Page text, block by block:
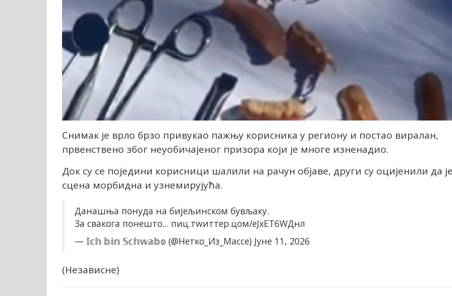
Снимак је врло брзо привукао пажњу корисника у региону и постао виралан,
првенствено због неуобичајеног призора који је многе изненадио.
Док су се поједини корисници шалили на рачун објаве, други су оцијенили да
сцена морбидна и узнемирујућа.
Данашња понуда на бијељинском бувљаку.
За свакога понешто... пиц.тwиттер.цом/еЈxЕТ6WДнл
— 𝕀𝕔𝕙 𝕓𝕚𝕟 𝕊𝕔𝕙𝕨𝕒𝕓𝕠 (@Нетко_Из_Массе) Јуне 11, 2026
(Независне)